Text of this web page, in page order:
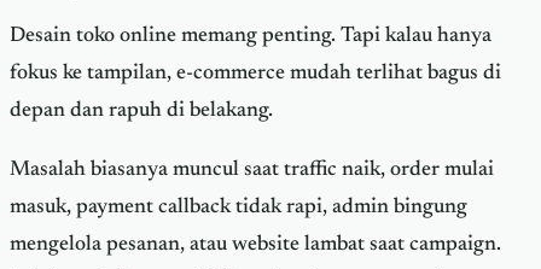
Desain toko online memang penting. Tapi kalau hanya
fokus ke tampilan, e-commerce mudah terlihat bagus di
depan dan rapuh di belakang.
Masalah biasanya muncul saat traffic naik, order mulai
masuk, payment callback tidak rapi, admin bingung
mengelola pesanan, atau website lambat saat campaign.